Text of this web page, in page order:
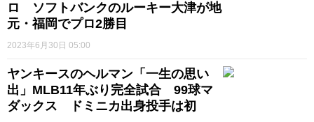
ロ ソフトバンクのルーキー大津が地
元・福岡でプロ2勝目
2023年6月30日 05:00
ヤンキースのヘルマン「一生の思い
出」MLB11年ぶり完全試合 99球マ
ダックス ドミニカ出身投手は初